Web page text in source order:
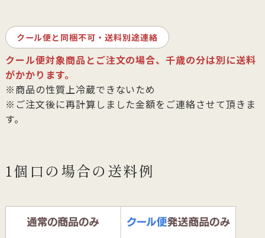
クール便と同梱不可・送料別途連絡
クール便対象商品とご注文の場合、千歳の分は別に送料
がかかります。
※商品の性質上冷蔵できないため
※ご注文後に再計算しました金額をご連絡させて頂きま
す。
1個口の場合の送料例